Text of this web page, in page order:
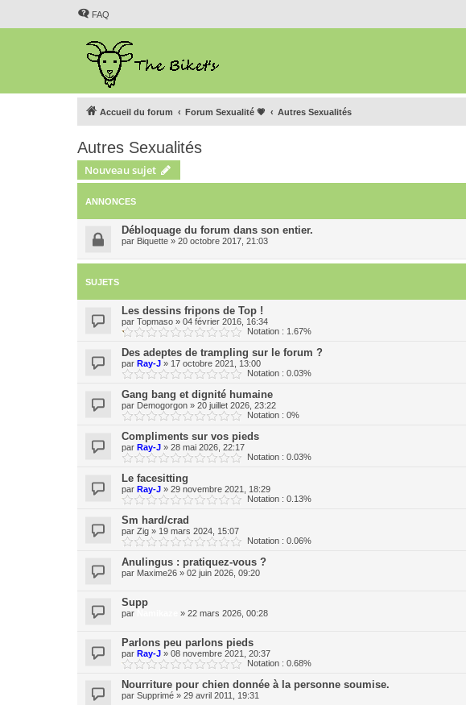
FAQ
Accueil du forum Forum Sexualité 💗 Autres Sexualités
Autres Sexualités
Nouveau sujet
ANNONCES
Débloquage du forum dans son entier.
par Biquette » 20 octobre 2017, 21:03
SUJETS
Les dessins fripons de Top !
par Topmaso » 04 février 2016, 16:34
Notation : 1.67%
Des adeptes de trampling sur le forum ?
par Ray-J » 17 octobre 2021, 13:00
Notation : 0.03%
Gang bang et dignité humaine
par Demogorgon » 20 juillet 2026, 23:22
Notation : 0%
Compliments sur vos pieds
par Ray-J » 28 mai 2026, 22:17
Notation : 0.03%
Le facesitting
par Ray-J » 29 novembre 2021, 18:29
Notation : 0.13%
Sm hard/crad
par Zig » 19 mars 2024, 15:07
Notation : 0.06%
Anulingus : pratiquez-vous ?
par Maxime26 » 02 juin 2026, 09:20
Supp
par » 22 mars 2026, 00:28
Parlons peu parlons pieds
par Ray-J » 08 novembre 2021, 20:37
Notation : 0.68%
Nourriture pour chien donnée à la personne soumise.
par Supprimé » 29 avril 2011, 19:31